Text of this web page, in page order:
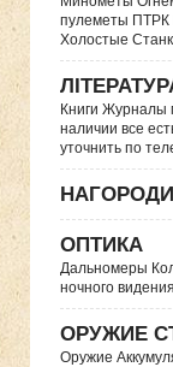
пулеметы
Холостые
Книги Журналы
наличии все
уточнить по
ОПТИКА
Дальномеры
ночного
ОРУЖИЕ
Оружие